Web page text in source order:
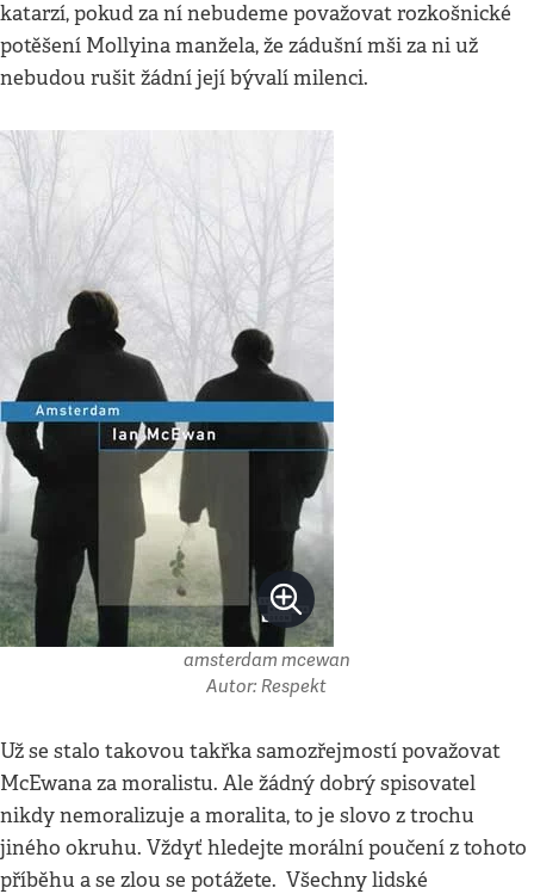
katarzí, pokud za ní nebudeme považovat rozkošnické
potěšení Mollyina manžela, že zádušní mši za ni už
nebudou rušit žádní její bývalí milenci.
amsterdam mcewan
Autor: Respekt
Už se stalo takovou takřka samozřejmostí považovat
McEwana za moralistu. Ale žádný dobrý spisovatel
nikdy nemoralizuje a moralita, to je slovo z trochu
jiného okruhu. Vždyť hledejte morální poučení z tohoto
příběhu a se zlou se potážete. Všechny lidské